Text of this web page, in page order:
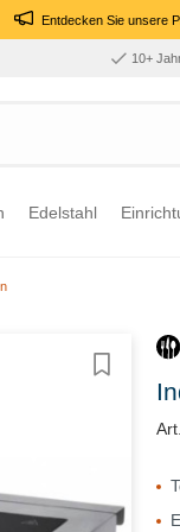
Entdecken Sie unsere
10+
Edelstahl